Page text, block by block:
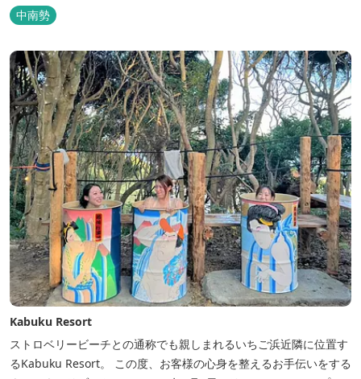
びてさっぱりしてお帰りいただけます。 料金１名５５００円、弁当
５００円
中南勢
Kabuku Resort
ストロベリービーチとの通称でも親しまれるいちご浜近隣に位置す
るKabuku Resort。 この度、お客様の心身を整えるお手伝いをする